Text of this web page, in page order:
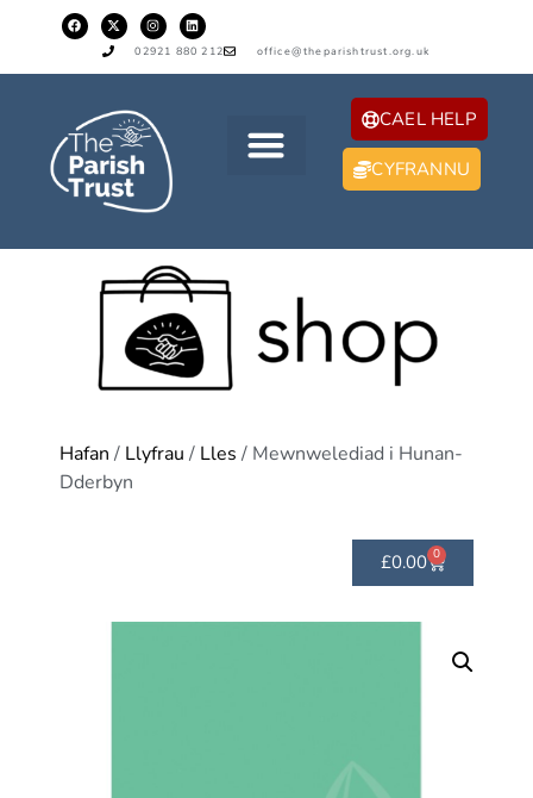
02921 880 212 office@theparishtrust.org.uk
CAEL HELP
CYFRANNU
Hafan / Llyfrau / Lles / Mewnwelediad i Hunan-
Dderbyn
£0.00 0